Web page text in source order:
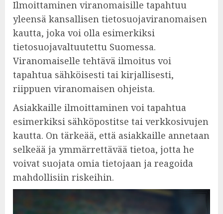
Ilmoittaminen viranomaisille tapahtuu
yleensä kansallisen tietosuojaviranomaisen
kautta, joka voi olla esimerkiksi
tietosuojavaltuutettu Suomessa.
Viranomaiselle tehtävä ilmoitus voi
tapahtua sähköisesti tai kirjallisesti,
riippuen viranomaisen ohjeista.
Asiakkaille ilmoittaminen voi tapahtua
esimerkiksi sähköpostitse tai verkkosivujen
kautta. On tärkeää, että asiakkaille annetaan
selkeää ja ymmärrettävää tietoa, jotta he
voivat suojata omia tietojaan ja reagoida
mahdollisiin riskeihin.